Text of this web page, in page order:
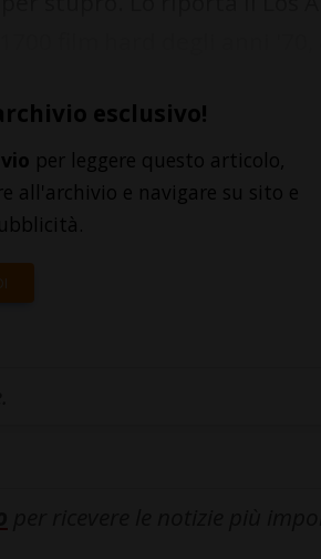
esclusivo!
per leggere questo articolo,
all'archivio e navigare su sito e